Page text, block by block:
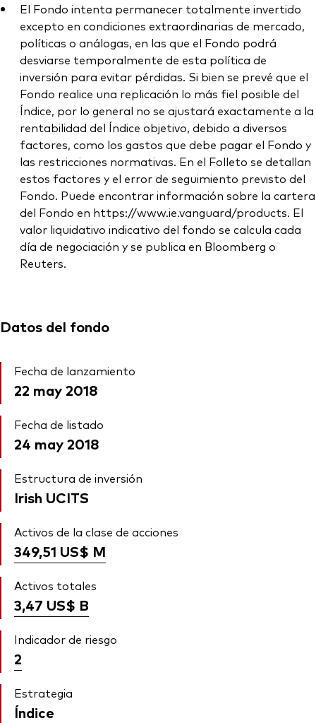
El Fondo intenta permanecer totalmente invertido
excepto en condiciones extraordinarias de mercado,
políticas o análogas, en las que el Fondo podrá
desviarse temporalmente de esta política de
inversión para evitar pérdidas. Si bien se prevé que el
Fondo realice una replicación lo más fiel posible del
Índice, por lo general no se ajustará exactamente a la
rentabilidad del Índice objetivo, debido a diversos
factores, como los gastos que debe pagar el Fondo y
las restricciones normativas. En el Folleto se detallan
estos factores y el error de seguimiento previsto del
Fondo. Puede encontrar información sobre la cartera
del Fondo en https://www.ie.vanguard/products. El
valor liquidativo indicativo del fondo se calcula cada
día de negociación y se publica en Bloomberg o
Reuters.
Datos del fondo
Fecha de lanzamiento
22 may 2018
Fecha de listado
24 may 2018
Estructura de inversión
Irish UCITS
Activos de la clase de acciones
349,51 US$ M
Activos totales
3,47 US$ B
Indicador de riesgo
2
Estrategia
Índice